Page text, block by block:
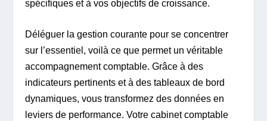
spécifiques et à vos objectifs de croissance.
Déléguer la gestion courante pour se concentrer
sur l’essentiel, voilà ce que permet un véritable
accompagnement comptable. Grâce à des
indicateurs pertinents et à des tableaux de bord
dynamiques, vous transformez des données en
leviers de performance. Votre cabinet comptable